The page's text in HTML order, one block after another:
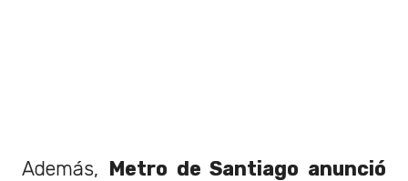
Además, Metro de Santiago anunció